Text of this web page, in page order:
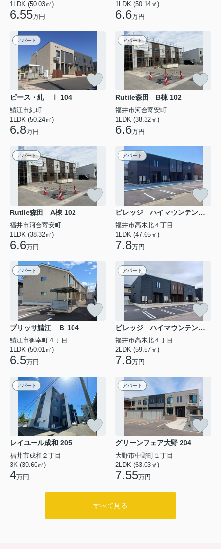
1LDK (50.03㎡)
6.55万円
1LDK (50.14㎡)
6.6万円
アパート
ピース・糺 Ⅰ 104
鯖江市糺町
1LDK (50.24㎡)
6.8万円
アパート
Rutile森田 B棟 102
福井市河合寄安町
1LDK (38.32㎡)
6.6万円
アパート
Rutile森田 A棟 102
福井市河合寄安町
1LDK (38.32㎡)
6.6万円
アパート
ビレッジ ハイマウンテン Ｂ 102
福井市高木北４丁目
1LDK (47.65㎡)
7.8万円
アパート
ブリッサ鯖江 Ｂ 104
鯖江市御幸町４丁目
1LDK (50.01㎡)
6.5万円
アパート
ビレッジ ハイマウンテン Ａ 203
福井市高木北４丁目
2LDK (59.57㎡)
7.8万円
アパート
レイユール成和 205
福井市成和２丁目
3K (39.60㎡)
4万円
アパート
グリーンフェア大野 204
大野市中野町１丁目
2LDK (63.03㎡)
7.55万円
すべて見る